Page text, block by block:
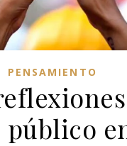
PENSAMIENTO